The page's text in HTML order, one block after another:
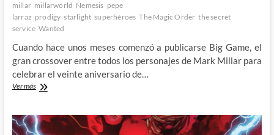
millar millarworld Nemesis pepe
larraz prodigy starlight superhéroes The Magic Order the secret
service Wanted
Cuando hace unos meses comenzó a publicarse Big Game, el
gran crossover entre todos los personajes de Mark Millar para
celebrar el veinte aniversario de…
Ver másBig
Millar
y